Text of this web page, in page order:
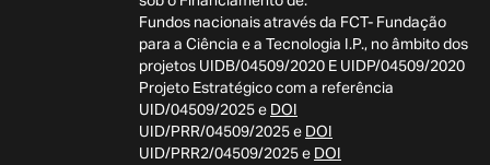
Fundos nacionais através da FCT- Fundação
para a Ciência e a Tecnologia I.P., no âmbito dos
projetos UIDB/04509/2020 E UIDP/04509/2020
Projeto Estratégico com a referência
UID/04509/2025 e DOI
UID/PRR/04509/2025 e DOI
UID/PRR2/04509/2025 e DOI